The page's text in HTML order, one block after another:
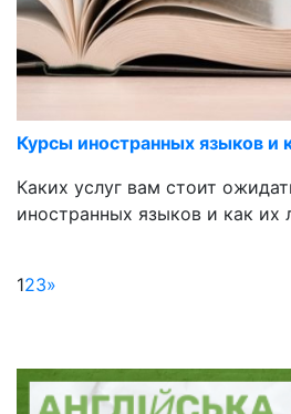
Курсы иностранных языков и
Каких услуг вам стоит
иностранных языков и как их
123»